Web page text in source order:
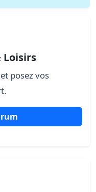
Loisirs
posez vos